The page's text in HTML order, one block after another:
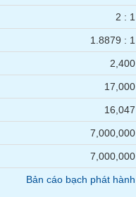
2 : 1
1.8879 : 1
2,400
17,000
16,047
7,000,000
7,000,000
Bản cáo bạch phát hành